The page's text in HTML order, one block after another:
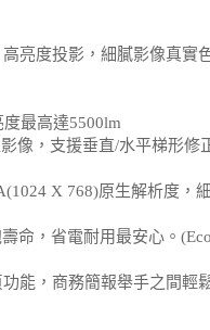
亮度投影，細膩影像真實
最高達5500lm
像，支援垂直/水平梯形修
X 768)原生解析度，細
命，省電耐用最安心。(Eco
能，商務簡報舉手之間輕